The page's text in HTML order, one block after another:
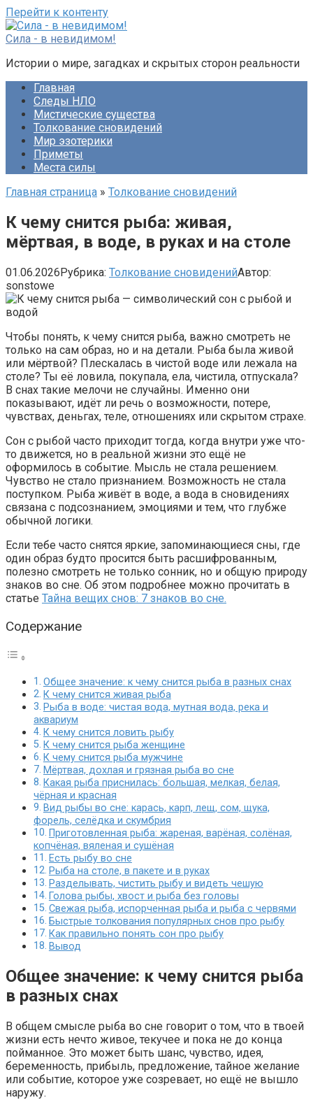
Перейти к контенту
Сила - в невидимом!
Истории о мире, загадках и скрытых сторон реальности
Главная
Следы НЛО
Мистические существа
Толкование сновидений
Мир эзотерики
Приметы
Места силы
Главная страница » Толкование сновидений
К чему снится рыба: живая,
мёртвая, в воде, в руках и на столе
01.06.2026Рубрика: Толкование сновиденийАвтор:
sonstowe
Чтобы понять, к чему снится рыба, важно смотреть не
только на сам образ, но и на детали. Рыба была живой
или мёртвой? Плескалась в чистой воде или лежала на
столе? Ты её ловила, покупала, ела, чистила, отпускала?
В снах такие мелочи не случайны. Именно они
показывают, идёт ли речь о возможности, потере,
чувствах, деньгах, теле, отношениях или скрытом страхе.
Сон с рыбой часто приходит тогда, когда внутри уже что-
то движется, но в реальной жизни это ещё не
оформилось в событие. Мысль не стала решением.
Чувство не стало признанием. Возможность не стала
поступком. Рыба живёт в воде, а вода в сновидениях
связана с подсознанием, эмоциями и тем, что глубже
обычной логики.
Если тебе часто снятся яркие, запоминающиеся сны, где
один образ будто просится быть расшифрованным,
полезно смотреть не только сонник, но и общую природу
знаков во сне. Об этом подробнее можно прочитать в
статье Тайна вещих снов: 7 знаков во сне.
Содержание
Общее значение: к чему снится рыба в разных снах
К чему снится живая рыба
Рыба в воде: чистая вода, мутная вода, река и
аквариум
К чему снится ловить рыбу
К чему снится рыба женщине
К чему снится рыба мужчине
Мёртвая, дохлая и грязная рыба во сне
Какая рыба приснилась: большая, мелкая, белая,
чёрная и красная
Вид рыбы во сне: карась, карп, лещ, сом, щука,
форель, селёдка и скумбрия
Приготовленная рыба: жареная, варёная, солёная,
копчёная, вяленая и сушёная
Есть рыбу во сне
Рыба на столе, в пакете и в руках
Разделывать, чистить рыбу и видеть чешую
Голова рыбы, хвост и рыба без головы
Свежая рыба, испорченная рыба и рыба с червями
Быстрые толкования популярных снов про рыбу
Как правильно понять сон про рыбу
Вывод
Общее значение: к чему снится рыба
в разных снах
В общем смысле рыба во сне говорит о том, что в твоей
жизни есть нечто живое, текучее и пока не до конца
пойманное. Это может быть шанс, чувство, идея,
беременность, прибыль, предложение, тайное желание
или событие, которое уже созревает, но ещё не вышло
наружу.